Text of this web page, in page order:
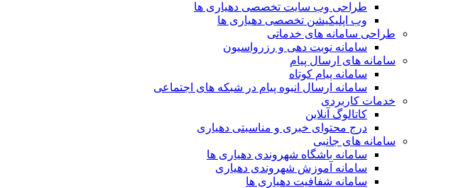
طراحی وب سایت تخصصی دهیاری ها
وب اپلیکیشن تخصصی دهیاری ها
طراحی سامانه های خدماتی
سامانه نوبت دهی و رزرواسیون
سامانه های ارسال پیام
سامانه پیام کوتاه
سامانه ارسال انبوه پیام در شبکه های اجتماعی
خدمات کاربردی
کاتالوگ آنلاین
درج محتوای خبری و مناسبتی دهیاری
سامانه های جانبی
سامانه باشگاه شهروندی دهیاری ها
سامانه آموزش شهروندی دهیاری
سامانه شفافیت دهیاری ها